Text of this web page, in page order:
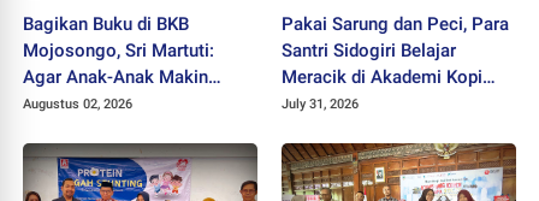
Bagikan Buku di BKB
Mojosongo, Sri Martuti:
Agar Anak-Anak Makin
Kreatif
Augustus 02, 2026
Pakai Sarung dan Peci, Para
Santri Sidogiri Belajar
Meracik di Akademi Kopi
Santri
July 31, 2026